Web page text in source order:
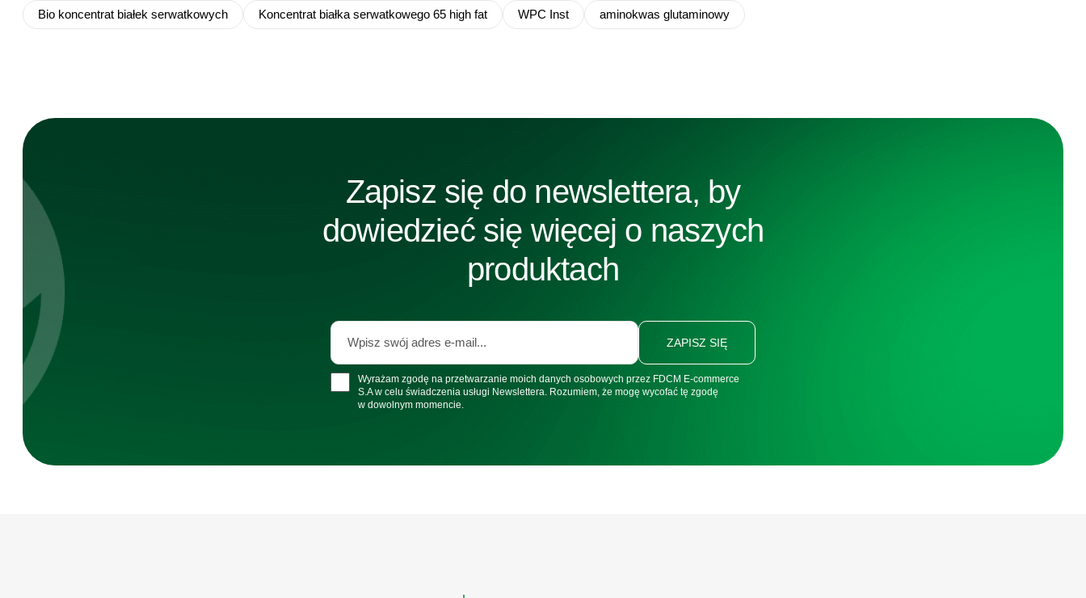
Bio koncentrat białek serwatkowych Koncentrat białka serwatkowego 65 high fat WPC Inst aminokwas glutaminowy
Zapisz się do newslettera, by
dowiedzieć się więcej o naszych
produktach
Wyrażam zgodę na przetwarzanie moich danych osobowych przez FDCM E-commerce
S.A w celu świadczenia usługi Newslettera. Rozumiem, że mogę wycofać tę zgodę
w dowolnym momencie.
ZAPISZ SIĘ